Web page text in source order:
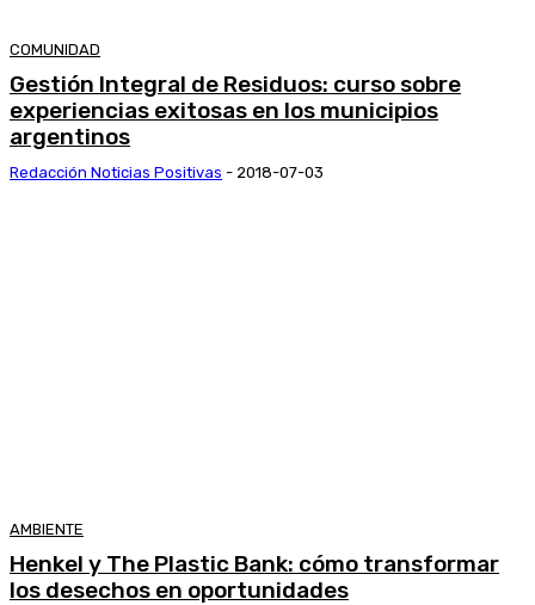
COMUNIDAD
Gestión Integral de Residuos: curso sobre
experiencias exitosas en los municipios
argentinos
Redacción Noticias Positivas - 2018-07-03
AMBIENTE
Henkel y The Plastic Bank: cómo transformar
los desechos en oportunidades